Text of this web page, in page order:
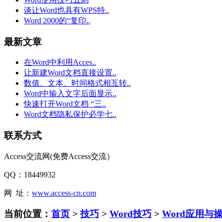
谈让Word也具有WPS特..
Word 2000的“复印..
最新文章
在Word中利用Acces..
让新建Word文档直接设置..
数值、文本、时间格式相互转..
Word中输入文字后面显示..
快速打开Word文档 “三..
Word文档隐私保护必学七..
联系方式
Access交流网(免费Access交流）
QQ：18449932
网 址： www.access-cn.com
当前位置： 首页 >技巧 > Word技巧 > Word应用与